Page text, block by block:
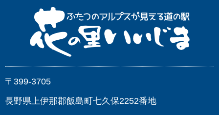
〒399-3705
長野県上伊那郡飯島町七久保2252番地